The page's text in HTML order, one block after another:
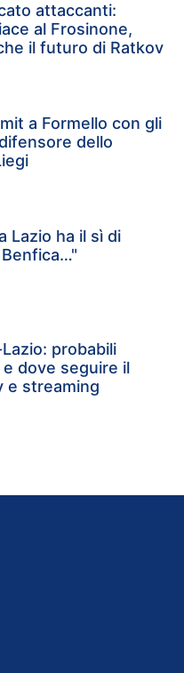
attaccanti:
al Frosinone,
il futuro di Ratkov
a Formello con gli
dello
Lazio ha il sì di
probabili
dove seguire il
e streaming